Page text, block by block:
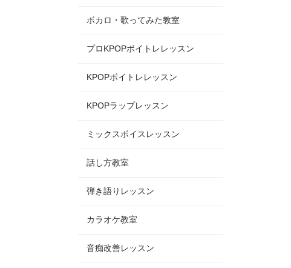
ボカロ・歌ってみた教室
プロKPOPボイトレレッスン
KPOPボイトレレッスン
KPOPラップレッスン
ミックスボイスレッスン
話し方教室
弾き語りレッスン
カラオケ教室
音痴改善レッスン